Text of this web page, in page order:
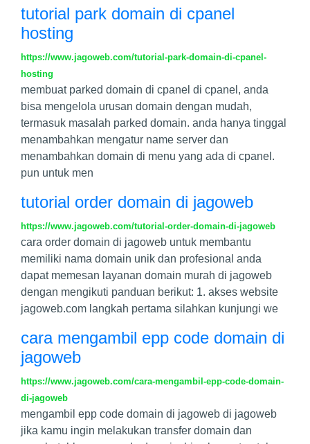
tutorial park domain di cpanel
hosting
https://www.jagoweb.com/tutorial-park-domain-di-cpanel-
hosting
membuat parked domain di cpanel di cpanel, anda
bisa mengelola urusan domain dengan mudah,
termasuk masalah parked domain. anda hanya tinggal
menambahkan mengatur name server dan
menambahkan domain di menu yang ada di cpanel.
pun untuk men
tutorial order domain di jagoweb
https://www.jagoweb.com/tutorial-order-domain-di-jagoweb
cara order domain di jagoweb untuk membantu
memiliki nama domain unik dan profesional anda
dapat memesan layanan domain murah di jagoweb
dengan mengikuti panduan berikut: 1. akses website
jagoweb.com langkah pertama silahkan kunjungi we
cara mengambil epp code domain di
jagoweb
https://www.jagoweb.com/cara-mengambil-epp-code-domain-
di-jagoweb
mengambil epp code domain di jagoweb di jagoweb
jika kamu ingin melakukan transfer domain dan